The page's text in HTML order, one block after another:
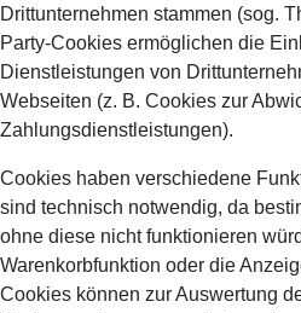
Drittunternehmen stammen (sog.
Party-Cookies ermöglichen die
Dienstleistungen von
Webseiten (z. B. Cookies zur
Zahlungsdienstleistungen).
Cookies haben verschiedene
sind technisch notwendig, da
ohne diese nicht funktionieren
Warenkorbfunktion oder die
Cookies können zur Auswertung